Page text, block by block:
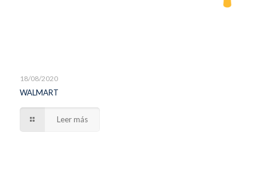
18/08/2020
WALMART
Leer más